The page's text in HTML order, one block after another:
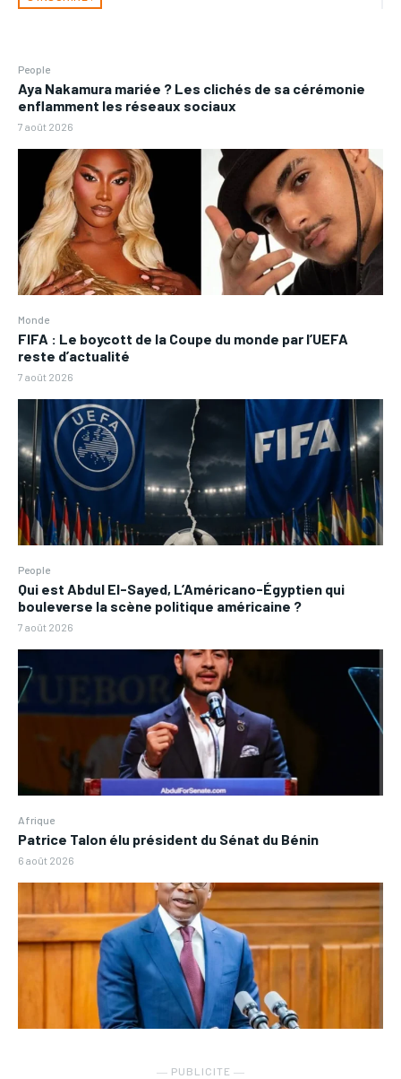
People
Aya Nakamura mariée ? Les clichés de sa cérémonie
enflamment les réseaux sociaux
7 août 2026
Monde
FIFA : Le boycott de la Coupe du monde par l’UEFA
reste d’actualité
7 août 2026
People
Qui est Abdul El-Sayed, L’Américano-Égyptien qui
bouleverse la scène politique américaine ?
7 août 2026
Afrique
Patrice Talon élu président du Sénat du Bénin
6 août 2026
― PUBLICITE ―